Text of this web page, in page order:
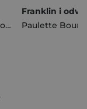
Opracowanie Zbiorowe
Paulette